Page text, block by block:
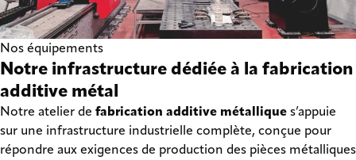
Nos équipements
Notre infrastructure dédiée à la fabrication
additive métal
Notre atelier de fabrication additive métallique s’appuie
sur une infrastructure industrielle complète, conçue pour
répondre aux exigences de production des pièces métalliques